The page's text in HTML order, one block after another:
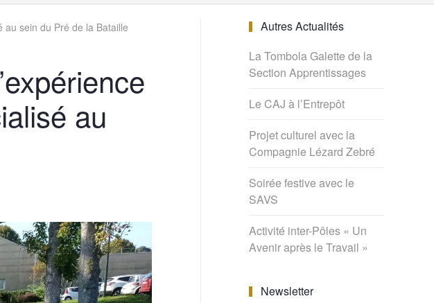
au sein du Pré de la Bataille
au
Autres Actualités
La Tombola Galette de la
Section Apprentissages
Le CAJ à l’Entrepôt
Projet culturel avec la
Compagnie Lézard Zebré
Soirée festive avec le
SAVS
Activité inter-Pôles « Un
Avenir après le Travail »
Newsletter